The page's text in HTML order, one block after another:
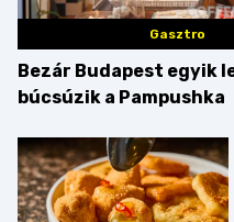
Gasztro
Bezár Budapest egyik
búcsúzik a Pampushka